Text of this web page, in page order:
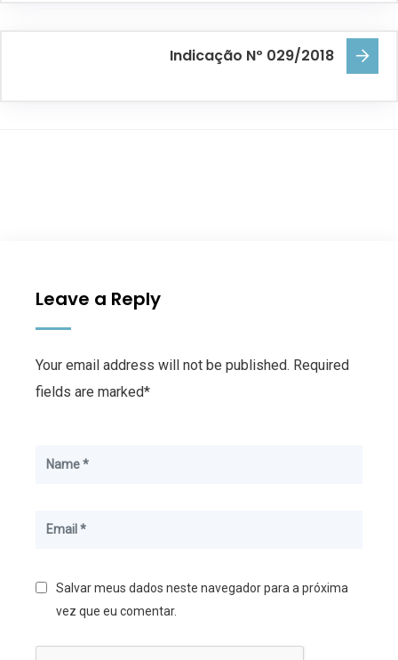
Indicação Nº 029/2018
Leave a Reply
Your email address will not be published. Required
fields are marked*
Salvar meus dados neste navegador para a próxima
vez que eu comentar.